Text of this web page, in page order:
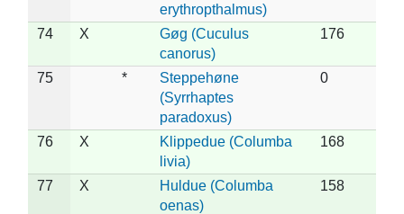
erythropthalmus)
74 X
Gøg (Cuculus
canorus)
176
75 *
Steppehøne
(Syrrhaptes
paradoxus)
0
76 X
Klippedue (Columba
livia)
168
77 X
Huldue (Columba
oenas)
158